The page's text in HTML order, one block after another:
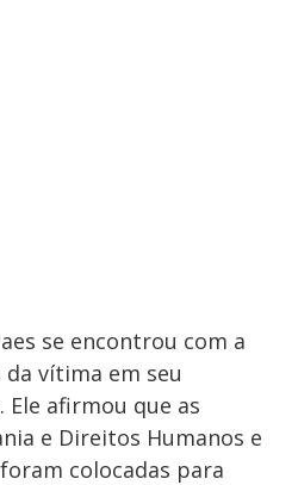
se encontrou com a
vítima em seu
afirmou que as
e Direitos Humanos e
colocadas para